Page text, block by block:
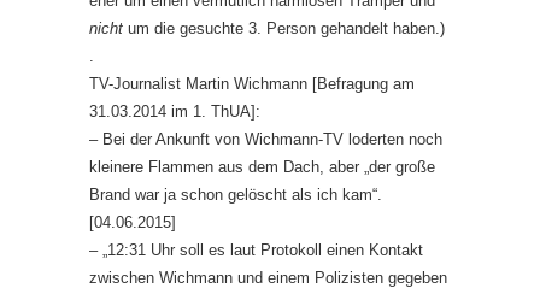
nicht um die gesuchte 3. Person gehandelt haben.)
TV-Journalist Martin Wichmann [Befragung am
31.03.2014 im 1. ThUA]:
– Bei der Ankunft von Wichmann-TV loderten noch
kleinere Flammen aus dem Dach, aber „der große
Brand war ja schon gelöscht als ich kam“.
[04.06.2015]
– „12:31 Uhr soll es laut Protokoll einen Kontakt
zwischen Wichmann und einem Polizisten gegeben